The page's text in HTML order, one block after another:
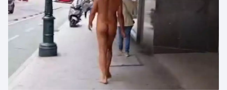
Trump amenaza con un golpe “muy duro”
si Ormuz no abre